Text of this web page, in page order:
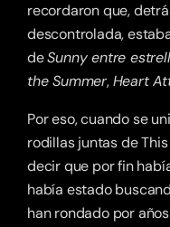
recordaron que,
descontrolada,
de Sunny entre
the Summer, Heart
Por eso, cuando se
rodillas juntas de
decir que por fin
había estado
han rondado por